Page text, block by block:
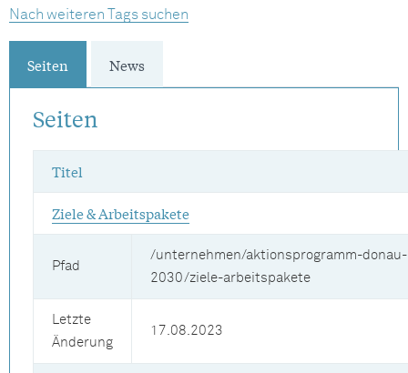
Nach weiteren Tags suchen
Seiten News
Seiten
Titel
Ziele & Arbeitspakete
Pfad
/unternehmen/aktionsprogramm-donau-
2030/ziele-arbeitspakete
Letzte
Änderung
17.08.2023